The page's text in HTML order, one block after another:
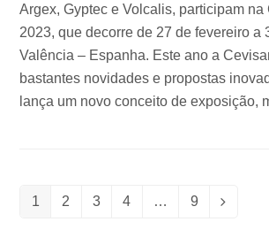
Argex, Gyptec e Volcalis, participam na
2023, que decorre de 27 de fevereiro a
Valência – Espanha. Este ano a
bastantes novidades e propostas
lança um novo conceito de exposição,
Page
1 Page
2 Page
3 Page
4 … Page
9